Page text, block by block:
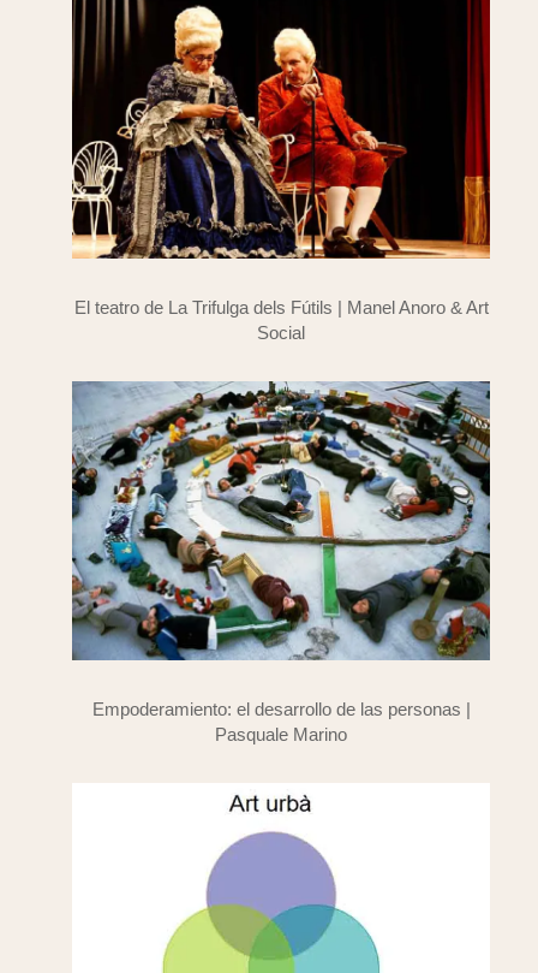
El teatro de La Trifulga dels Fútils | Manel Anoro & Art
Social
Empoderamiento: el desarrollo de las personas |
Pasquale Marino